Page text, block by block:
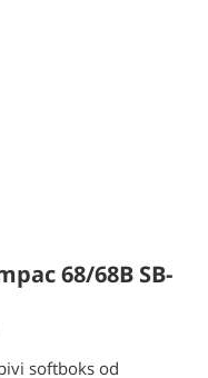
68/68B SB-
softboks od